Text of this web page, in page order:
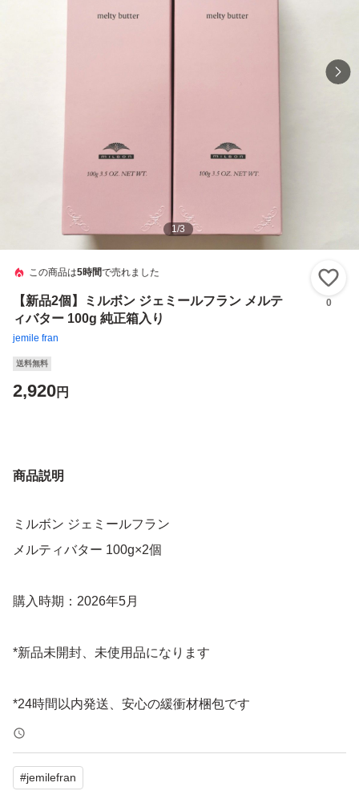
1/3
この商品は5時間で売れました
【新品2個】ミルボン ジェミールフラン メルテ
ィバター 100g 純正箱入り
jemile fran
0
送料無料
2,920円
商品説明
ミルボン ジェミールフラン
メルティバター 100g×2個
購入時期：2026年5月
*新品未開封、未使用品になります
*24時間以内発送、安心の緩衝材梱包です
*即購入OK(コメント不要)です
#jemilefran